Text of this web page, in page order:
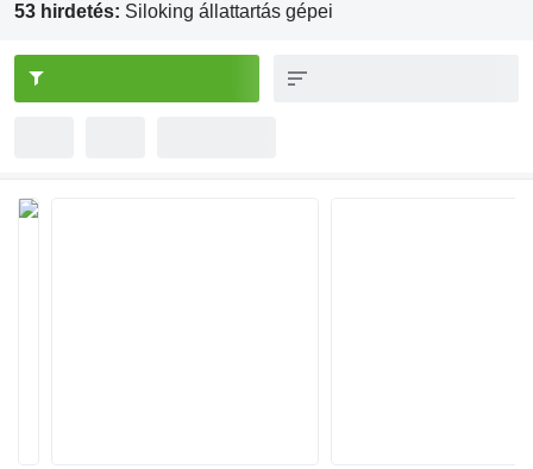
53 hirdetés: Siloking állattartás gépei